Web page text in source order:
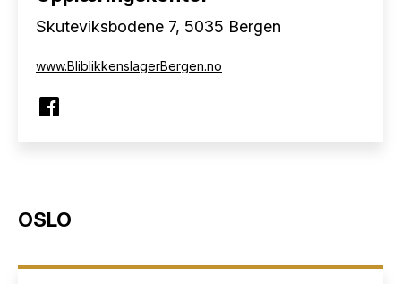
Skuteviksbodene 7, 5035 Bergen
www.BliblikkenslagerBergen.no
OSLO